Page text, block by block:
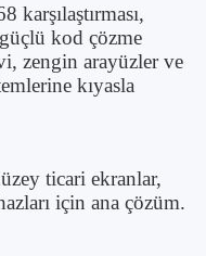
kod çözme
zengin arayüzler ve
kıyasla
ticari ekranlar,
için ana çözüm.